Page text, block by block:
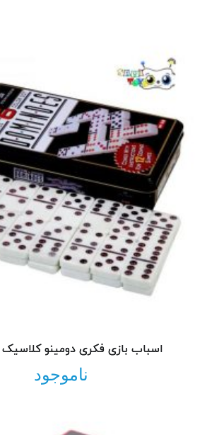
اسباب بازی فکری دومینو کلاسیک
ناموجود